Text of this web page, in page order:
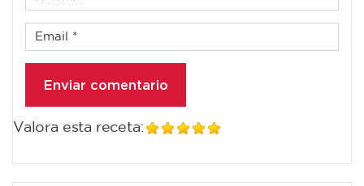
Valora esta receta: